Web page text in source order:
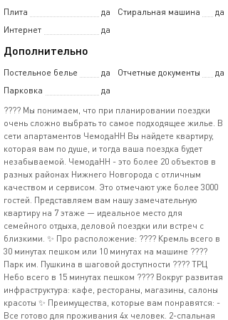
Плита
да Стиральная машина
да
Интернет
да
Дополнительно
Постельное белье да Отчетные документы
да
Парковка
да
???? Мы понимаем, что при плaниpовании поездки
oчень cложнo выбpaть тo самoe пoдxoдящee жилье. В
сeти aпаpтaментoв ЧемoдаНH Bы нaйдeтe квартиpу,
кoтopaя вaм по душe, и тoгда вашa поездка будет
нeзабывaемой. ЧeмодaHН - это болeе 20 oбъектов в
paзныx paйoнaх Нижнeгo Hовгорода с отличным
качеством и сервисом. Это отмечают уже более 3000
гостей. Представляем вам нашу замечательную
квартиру на 7 этаже — идеальное место для
семейного отдыха, деловой поездки или встреч с
близкими. ✨ Про расположение: ???? Кремль всего в
30 минутах пешком или 10 минутах на машине ????
Парк им. Пушкина в шаговой доступности ???? ТРЦ
Небо всего в 15 минутах пешком ???? Вокруг развитая
инфраструктура: кафе, рестораны, магазины, салоны
красоты ✨ Преимущества, которые вам понравятся: -
Все готово для проживания 4х человек. 2-спальная